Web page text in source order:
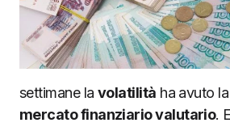
settimane la volatilità ha avuto
mercato finanziario valutario.